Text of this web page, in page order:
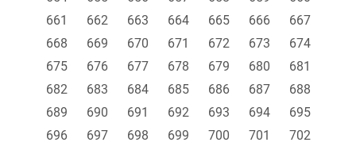
661
662 663 664 665 666
667
668
669 670 671 672 673
674
675
676 677 678 679 680
681
682
683 684 685 686 687
688
689
690 691 692 693 694
695
696
697 698 699 700 701
702